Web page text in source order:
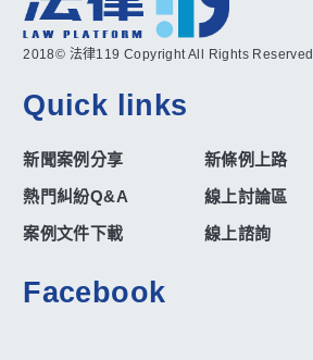
2018© 法律119 Copyright All Rights Reserved
Quick links
新聞案例分享
新條例上路
熱門糾紛Q&A
線上討論區
案例文件下載
線上諮詢
Facebook